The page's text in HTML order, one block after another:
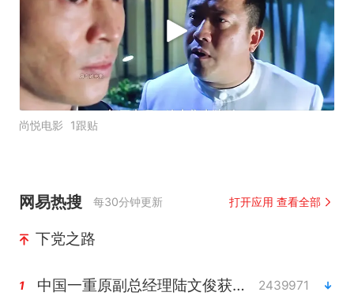
尚悦电影 1跟贴
网易热搜 每30分钟更新 打开应用 查看全部
下党之路
1 中国一重原副总经理陆文俊获刑15年 2439971